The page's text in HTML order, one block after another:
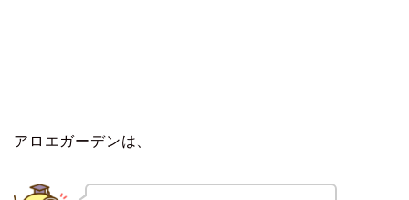
アロエガーデンは、